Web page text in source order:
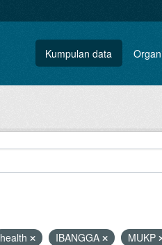
Kumpulan data
health IBANGGA MUKP